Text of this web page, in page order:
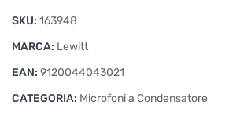
SKU: 163948
MARCA: Lewitt
EAN: 9120044043021
CATEGORIA: Microfoni a Condensatore